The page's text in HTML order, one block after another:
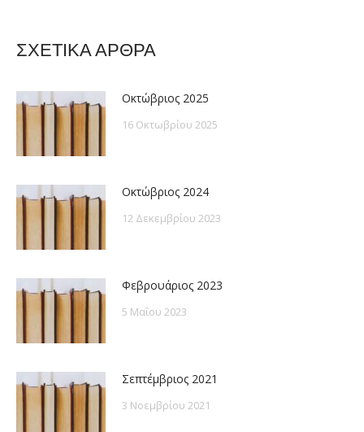
ΣΧΕΤΙΚΑ ΑΡΘΡΑ
Οκτώβριος 2025
16 Οκτωβρίου 2025
Οκτώβριος 2024
12 Δεκεμβρίου 2023
Φεβρουάριος 2023
5 Μαΐου 2023
Σεπτέμβριος 2021
3 Νοεμβρίου 2021